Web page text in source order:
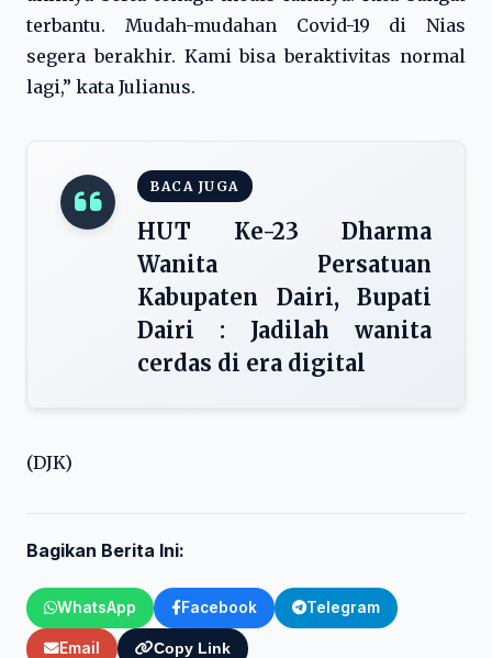
terbantu. Mudah-mudahan Covid-19 di Nias
segera berakhir. Kami bisa beraktivitas normal
lagi,” kata Julianus.
BACA JUGA
HUT Ke-23 Dharma
Wanita Persatuan
Kabupaten Dairi, Bupati
Dairi : Jadilah wanita
cerdas di era digital
(DJK)
Bagikan Berita Ini:
WhatsApp Facebook Telegram
Email Copy Link